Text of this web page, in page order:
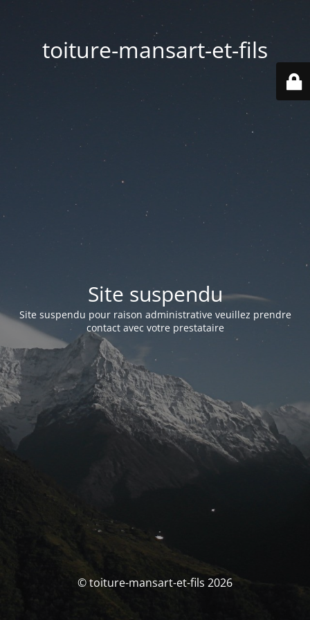
toiture-mansart-et-fils
Site suspendu
Site suspendu pour raison administrative veuillez prendre
contact avec votre prestataire
© toiture-mansart-et-fils 2026